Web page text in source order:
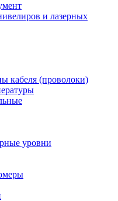
и лазерных
кабеля (проволоки)
уровни